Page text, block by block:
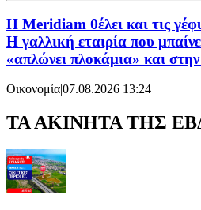
Η Meridiam θέλει και τις
Η γαλλική εταιρία που
«απλώνει πλοκάμια» και
Οικονομία|07.08.2026 13:24
ΤΑ ΑΚΙΝΗΤΑ ΤΗΣ